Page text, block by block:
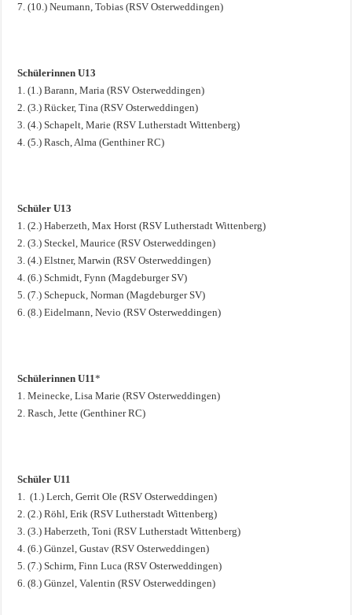
7. (10.) Neumann, Tobias (RSV Osterweddingen)
Schülerinnen U13
1. (1.) Barann, Maria (RSV Osterweddingen)
2. (3.) Rücker, Tina (RSV Osterweddingen)
3. (4.) Schapelt, Marie (RSV Lutherstadt Wittenberg)
4. (5.) Rasch, Alma (Genthiner RC)
Schüler U13
1. (2.) Haberzeth, Max Horst (RSV Lutherstadt Wittenberg)
2. (3.) Steckel, Maurice (RSV Osterweddingen)
3. (4.) Elstner, Marwin (RSV Osterweddingen)
4. (6.) Schmidt, Fynn (Magdeburger SV)
5. (7.) Schepuck, Norman (Magdeburger SV)
6. (8.) Eidelmann, Nevio (RSV Osterweddingen)
Schülerinnen U11*
1. Meinecke, Lisa Marie (RSV Osterweddingen)
2. Rasch, Jette (Genthiner RC)
Schüler U11
1. (1.) Lerch, Gerrit Ole (RSV Osterweddingen)
2. (2.) Röhl, Erik (RSV Lutherstadt Wittenberg)
3. (3.) Haberzeth, Toni (RSV Lutherstadt Wittenberg)
4. (6.) Günzel, Gustav (RSV Osterweddingen)
5. (7.) Schirm, Finn Luca (RSV Osterweddingen)
6. (8.) Günzel, Valentin (RSV Osterweddingen)